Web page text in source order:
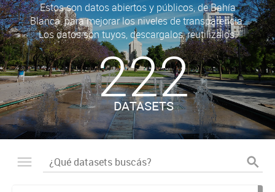
Estos son datos abiertos y públicos, de Bahía
Blanca, para mejorar los niveles de transparencia.
Los datos son tuyos, descargalos, reutilizalos.
222
DATASETS